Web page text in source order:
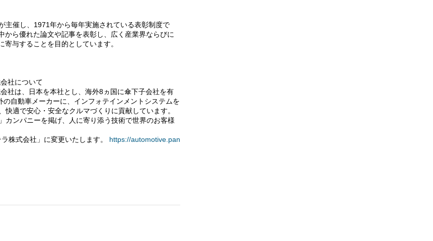
主催し、1971年から毎年実施されている表彰制度で
ら優れた論文や記事を表彰し、広く産業界ならびに
与することを目的としています。
社について
社は、日本を本社とし、海外8ヵ国に傘下子会社を有
自動車メーカーに、インフォテインメントシステムを
適で安心・安全なクルマづくりに貢献しています。
カンパニーを掲げ、人に寄り添う技術で世界のお客様
株式会社」に変更いたします。 https://automotive.pan